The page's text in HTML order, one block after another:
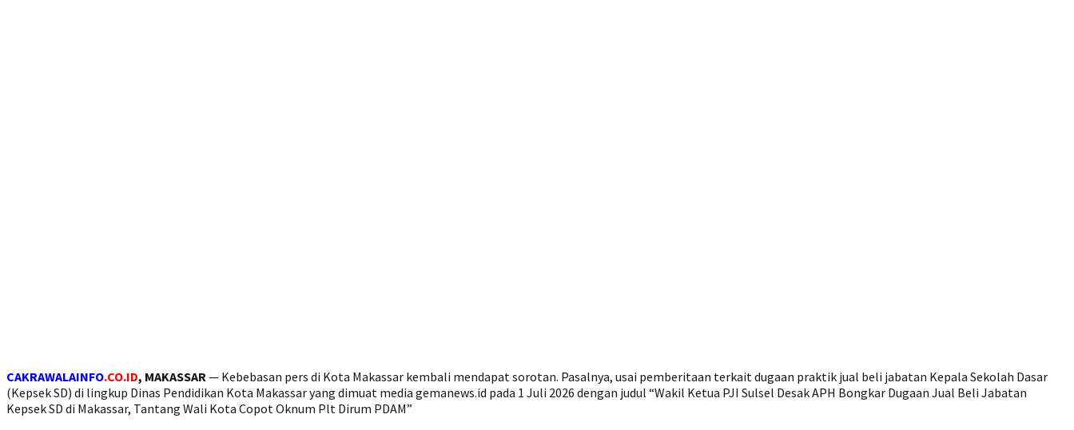
CAKRAWALAINFO.CO.ID, MAKASSAR— Kebebasan pers di Kota Makassar kembali mendapat sorotan. Pasalnya, usai pemberitaan terkait dugaan praktik jual beli jabatan Kepala Sekolah Dasar
(Kepsek SD) di lingkup Dinas Pendidikan Kota Makassar yang dimuat media gemanews.id pada 1 Juli 2026 dengan judul “Wakil Ketua PJI Sulsel Desak APH Bongkar Dugaan Jual Beli Jabatan
Kepsek SD di Makassar, Tantang Wali Kota Copot Oknum Plt Dirum PDAM”